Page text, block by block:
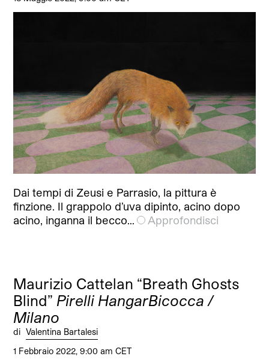
Dai tempi di Zeusi e Parrasio, la pittura è
finzione. Il grappolo d’uva dipinto, acino dopo
acino, inganna il becco…
Approfondisci
Maurizio Cattelan “Breath Ghosts
Blind” Pirelli HangarBicocca /
Milano
di Valentina Bartalesi
1 Febbraio 2022, 9:00 am CET